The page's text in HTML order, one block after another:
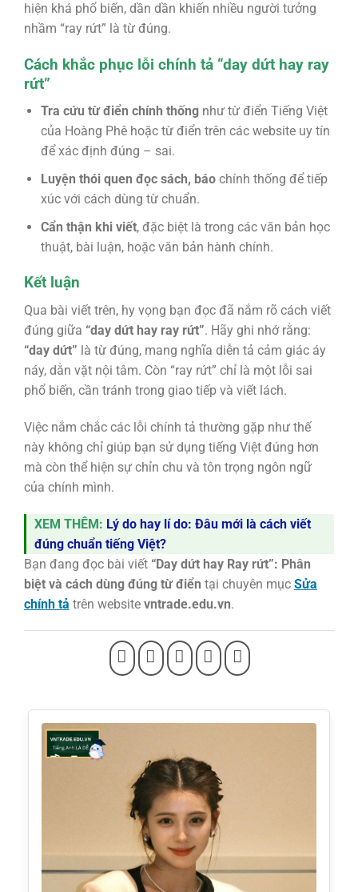
hiện khá phổ biến, dần dần khiến nhiều người tưởng
nhầm “ray rứt” là từ đúng.
Cách khắc phục lỗi chính tả “day dứt hay ray
rứt”
Tra cứu từ điển chính thốngnhư từ điển Tiếng Việt
của Hoàng Phê hoặc từ điển trên các website uy tín
để xác định đúng – sai.
Luyện thói quen đọc sách, báochính thống để tiếp
xúc với cách dùng từ chuẩn.
Cẩn thận khi viết, đặc biệt là trong các văn bản học
thuật, bài luận, hoặc văn bản hành chính.
Kết luận
Qua bài viết trên, hy vọng bạn đọc đã nắm rõ cách viết
đúng giữa “day dứt hay ray rứt”. Hãy ghi nhớ rằng:
“day dứt” là từ đúng, mang nghĩa diễn tả cảm giác áy
náy, dằn vặt nội tâm. Còn “ray rứt” chỉ là một lỗi sai
phổ biến, cần tránh trong giao tiếp và viết lách.
Việc nắm chắc các lỗi chính tả thường gặp như thế
này không chỉ giúp bạn sử dụng tiếng Việt đúng hơn
mà còn thể hiện sự chỉn chu và tôn trọng ngôn ngữ
của chính mình.
XEM THÊM: Lý do hay lí do: Đâu mới là cách viết
đúng chuẩn tiếng Việt?
Bạn đang đọc bài viết “Day dứt hay Ray rứt”: Phân
biệt và cách dùng đúng từ điển tại chuyên mục Sửa
chính tả trên website vntrade.edu.vn.